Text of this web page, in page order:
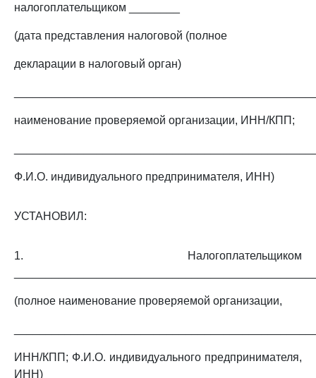
налогоплательщиком ________
(дата представления налоговой (полное
декларации в налоговый орган)
наименование проверяемой организации, ИНН/КПП;
Ф.И.О. индивидуального предпринимателя, ИНН)
УСТАНОВИЛ:
1. Налогоплательщиком
(полное наименование проверяемой организации,
ИНН/КПП; Ф.И.О. индивидуального предпринимателя,
ИНН)